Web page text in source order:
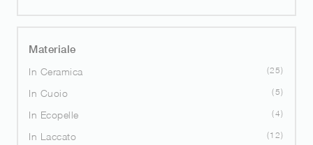
Materiale
In Ceramica
25
In Cuoio 5
In Ecopelle 4
In Laccato 12